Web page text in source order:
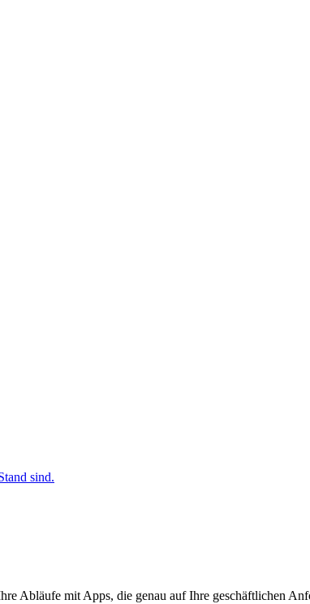
sind.
Abläufe mit Apps, die genau auf Ihre geschäftlichen